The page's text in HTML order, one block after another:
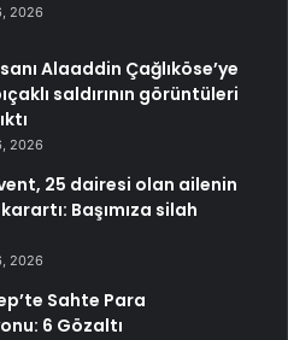
2026
Alaaddin Çağlıköse’ye
saldırının görüntüleri
2026
25 dairesi olan ailenin
Başımıza silah
2026
Sahte Para
6 Gözaltı